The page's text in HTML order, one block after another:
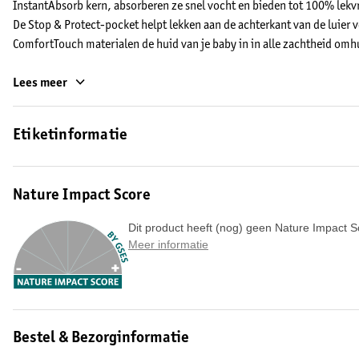
InstantAbsorb kern, absorberen ze snel vocht en bieden tot 100%
De Stop & Protect-pocket helpt lekken aan de achterkant van de
ComfortTouch materialen de huid van je baby in in alle zachtheid
Pampers Baby-Dry luiers bieden betrouwbare bescherming dankzij de
• Stop & Protect-pocket helpt lekken aan de achterkant van de luier
• ComfortTouch laag omhult de huid van je baby in alle zachtheid
• Dubbele beschermrandjes helpen lekken rond de beentjes voorkomen
• Rekbare zijkanten zorgen voor een optimale en comfortabele pasvorm
• Handige urine-indicator kleurt blauw wanneer het in contact komt
• Dermatologisch getest
• Vrij van EU-parfumallergenen
Lees meer
Etiketinformatie
Nature Impact Score
Dit product heeft (nog) geen Nature Impact
Meer informatie
Bestel & Bezorginformatie